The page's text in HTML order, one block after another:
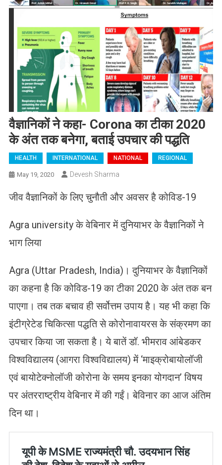
वैज्ञानिकों ने कहा- Corona का टीका 2020
के अंत तक बनेगा, बताई उपचार की पद्धति
HEALTH INTERNATIONAL NATIONAL REGIONAL
May 19, 2020 Devesh Sharma
जीव वैज्ञानिकों के लिए चुनौती और अवसर है कोविड-19
Agra university के वेबिनार में दुनियाभर के वैज्ञानिकों ने
भाग लिया
Agra (Uttar Pradesh, India)। दुनियाभर के वैज्ञानिकों
का कहना है कि कोविड-19 का टीका 2020 के अंत तक बन
पाएगा। तब तक बचाव ही सर्वोत्तम उपाय है। यह भी कहा कि
इंटीग्रेटेड चिकित्सा पद्धति से कोरोनावायरस के संक्रमण का
उपचार किया जा सकता है। ये बातें डॉ. भीमराव आंबेडकर
विश्वविद्यालय (आगरा विश्वविद्यालय) में ‘माइक्रोबायोलॉजी
एवं बायोटेक्नोलॉजी कोरोना के समय इनका योगदान’ विषय
पर अंतरराष्ट्रीय वेबिनार में की गईं। बेविनार का आज अंतिम
दिन था।